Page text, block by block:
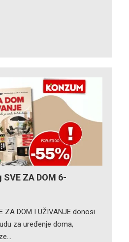
ZA DOM 6-
ZA DOM I UŽIVANJE donosi
za uređenje doma,